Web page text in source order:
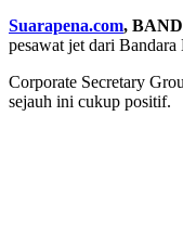
Suarapena.com,
pesawat jet dari
Corporate Secretary
sejauh ini cukup positif.